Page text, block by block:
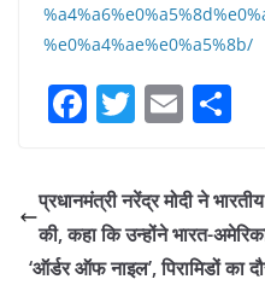
%e0%a4%ae%e0%a5%8b/
F
a
c
e
b
T
w
itt
er
E
m
ai
l
ar
e
प्रधानमंत्री नरेंद्र मोदी ने
की, कहा कि उन्होंने भारत-
‘ऑर्डर ऑफ नाइल’, पिरामिडों का